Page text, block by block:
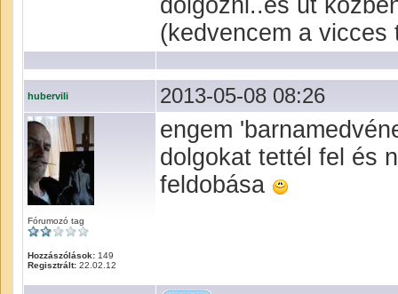
dolgozni..és út
(kedvencem a vicces
hubervili 2013-05-08 08:26
Fórumozó tag
Hozzászólások: 149
Regisztrált: 22.02.12
engem
dolgokat tettél fel és
feldobása